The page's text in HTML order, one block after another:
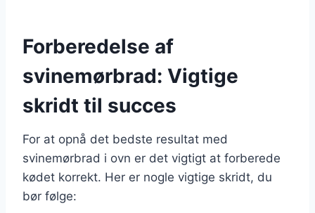
Forberedelse af
svinemørbrad: Vigtige
skridt til succes
For at opnå det bedste resultat med
svinemørbrad i ovn er det vigtigt at forberede
kødet korrekt. Her er nogle vigtige skridt, du
bør følge: